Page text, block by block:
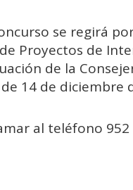
se regirá
Proyectos de
de la
14 de diciembre
al teléfono 952